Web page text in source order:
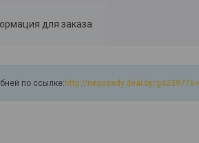
для заказа
по ссылке: http://neposedy.deal.by/